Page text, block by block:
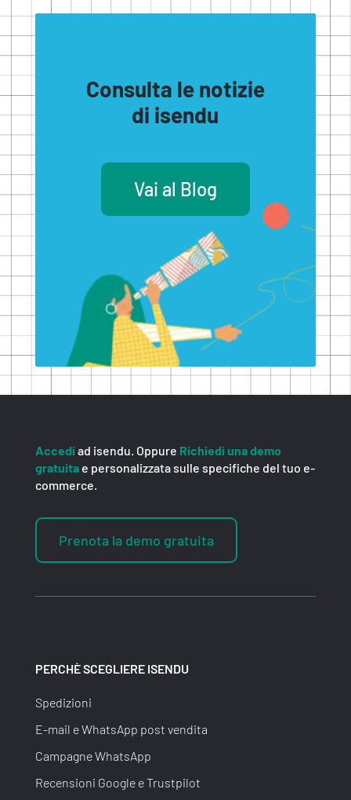
Consulta le notizie
di isendu
Vai al Blog
Accedi ad isendu. Oppure Richiedi una demo
gratuita e personalizzata sulle specifiche del tuo e-
commerce.
Prenota la demo gratuita
PERCHÈ SCEGLIERE ISENDU
Spedizioni
E-mail e WhatsApp post vendita
Campagne WhatsApp
Recensioni Google e Trustpilot